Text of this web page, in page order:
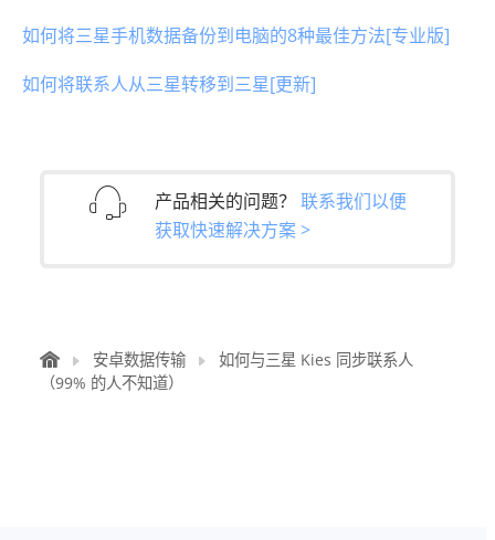
如何将三星手机数据备份到电脑的8种最佳方法[专业版]
如何将联系人从三星转移到三星[更新]
产品相关的问题？ 联系我们以便
获取快速解决方案 >
安卓数据传输
如何与三星 Kies 同步联系人
（99% 的人不知道）